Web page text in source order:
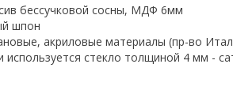
бессучковой сосны, МДФ 6мм
шпон
акриловые материалы (пр-во
используется стекло толщиной 4 мм -